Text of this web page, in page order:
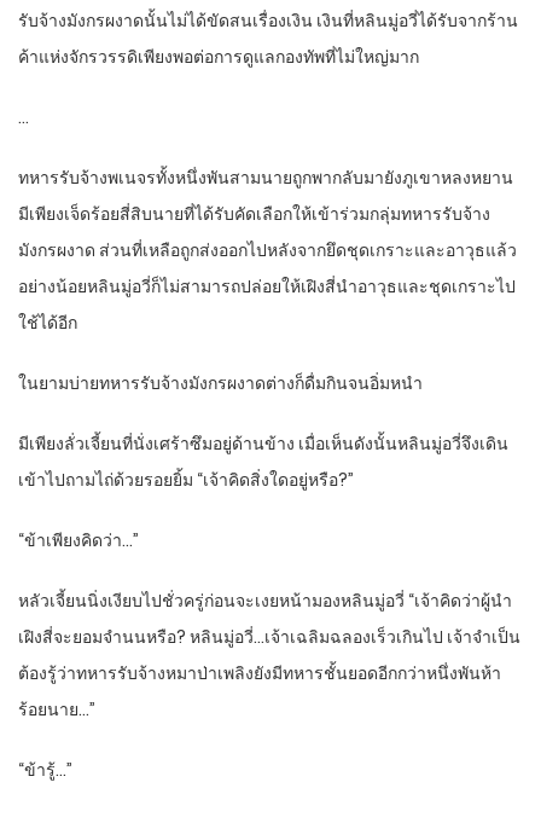
รับจ้างมังกรผงาดนั้นไม่ได้ขัดสนเรื่องเงิน เงินที่หลินมู่อวี่ได้รับจากร้าน
ค้าแห่งจักรวรรดิเพียงพอต่อการดูแลกองทัพที่ไม่ใหญ่มาก
…
ทหารรับจ้างพเนจรทั้งหนึ่งพันสามนายถูกพากลับมายังภูเขาหลงหยาน
มีเพียงเจ็ดร้อยสี่สิบนายที่ได้รับคัดเลือกให้เข้าร่วมกลุ่มทหารรับจ้าง
มังกรผงาด ส่วนที่เหลือถูกส่งออกไปหลังจากยึดชุดเกราะและอาวุธแล้ว
อย่างน้อยหลินมู่อวี่ก็ไม่สามารถปล่อยให้เฝิงสี่นำอาวุธและชุดเกราะไป
ใช้ได้อีก
ในยามบ่ายทหารรับจ้างมังกรผงาดต่างก็ดื่มกินจนอิ่มหนำ
มีเพียงลั่วเจี้ยนที่นั่งเศร้าซึมอยู่ด้านข้าง เมื่อเห็นดังนั้นหลินมู่อวี่จึงเดิน
เข้าไปถามไถ่ด้วยรอยยิ้ม “เจ้าคิดสิ่งใดอยู่หรือ?”
“ข้าเพียงคิดว่า…”
หลัวเจี้ยนนิ่งเงียบไปชั่วครู่ก่อนจะเงยหน้ามองหลินมู่อวี่ “เจ้าคิดว่าผู้นำ
เฝิงสี่จะยอมจำนนหรือ? หลินมู่อวี่…เจ้าเฉลิมฉลองเร็วเกินไป เจ้าจำเป็น
ต้องรู้ว่าทหารรับจ้างหมาป่าเพลิงยังมีทหารชั้นยอดอีกกว่าหนึ่งพันห้า
ร้อยนาย…”
“ข้ารู้…”